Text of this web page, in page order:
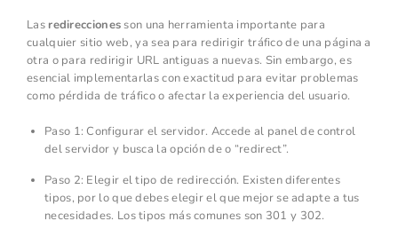
Las redirecciones son una herramienta importante para
cualquier sitio web, ya sea para redirigir tráfico de una página a
otra o para redirigir URL antiguas a nuevas. Sin embargo, es
esencial implementarlas con exactitud para evitar problemas
como pérdida de tráfico o afectar la experiencia del usuario.
Paso 1: Configurar el servidor. Accede al panel de control
del servidor y busca la opción de o “redirect”.
Paso 2: Elegir el tipo de redirección. Existen diferentes
tipos, por lo que debes elegir el que mejor se adapte a tus
necesidades. Los tipos más comunes son 301 y 302.